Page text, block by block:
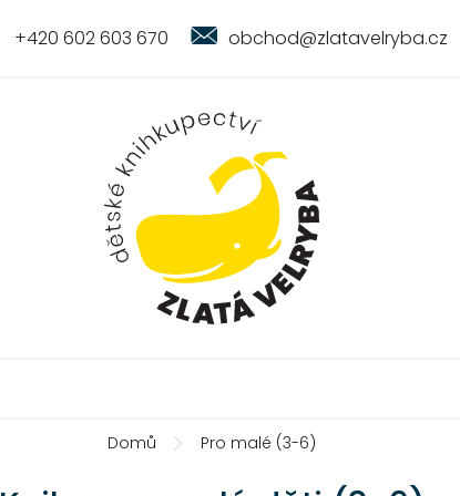
+420 602 603 670 obchod@zlatavelryba.cz
Domů Pro malé (3-6)